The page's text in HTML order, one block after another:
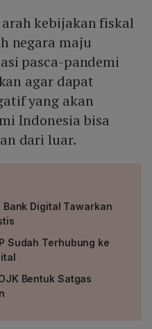
kebijakan fiskal
negara maju
pasca-pandemi
agar dapat
yang akan
Indonesia bisa
dari luar.
Bank Digital Tawarkan
Sudah Terhubung ke
Bentuk Satgas